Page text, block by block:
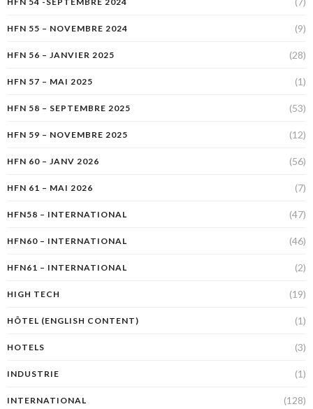
HFN 55 – NOVEMBRE 2024 (9)
HFN 56 – JANVIER 2025 (28)
HFN 57 – MAI 2025 (1)
HFN 58 – SEPTEMBRE 2025 (53)
HFN 59 – NOVEMBRE 2025 (12)
HFN 60 – JANV 2026 (56)
HFN 61 – MAI 2026 (7)
HFN58 – INTERNATIONAL (47)
HFN60 – INTERNATIONAL (46)
HFN61 – INTERNATIONAL (2)
HIGH TECH (19)
HÔTEL (ENGLISH CONTENT) (1)
HOTELS (3)
INDUSTRIE (1)
INTERNATIONAL (128)